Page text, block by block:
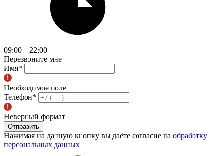
09:00 – 22:00
Перезвоните мне
Имя*
Необходимое поле
Телефон*
Неверный формат
Отправить
Нажимая на данную кнопку вы даёте согласие на обработку
персональных данных